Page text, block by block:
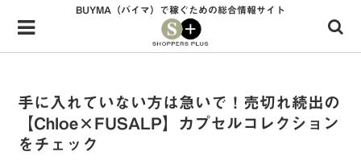
Menu
HOME
34歳独身OLバイマ実践記
BUYMA（バイマ）で稼ぐための総合情報サイト
手に入れていない方は急いで！売切れ続出の
【Chloe×FUSALP】カプセルコレクション
をチェック